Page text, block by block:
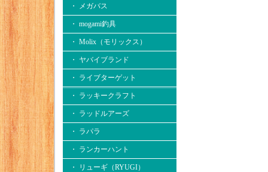
・ メガバス
・ mogami釣具
・ Molix（モリックス）
・ ヤバイブランド
・ ライブターゲット
・ ラッキークラフト
・ ラッドルアーズ
・ ラパラ
・ ランカーハント
・ リューギ（RYUGI）